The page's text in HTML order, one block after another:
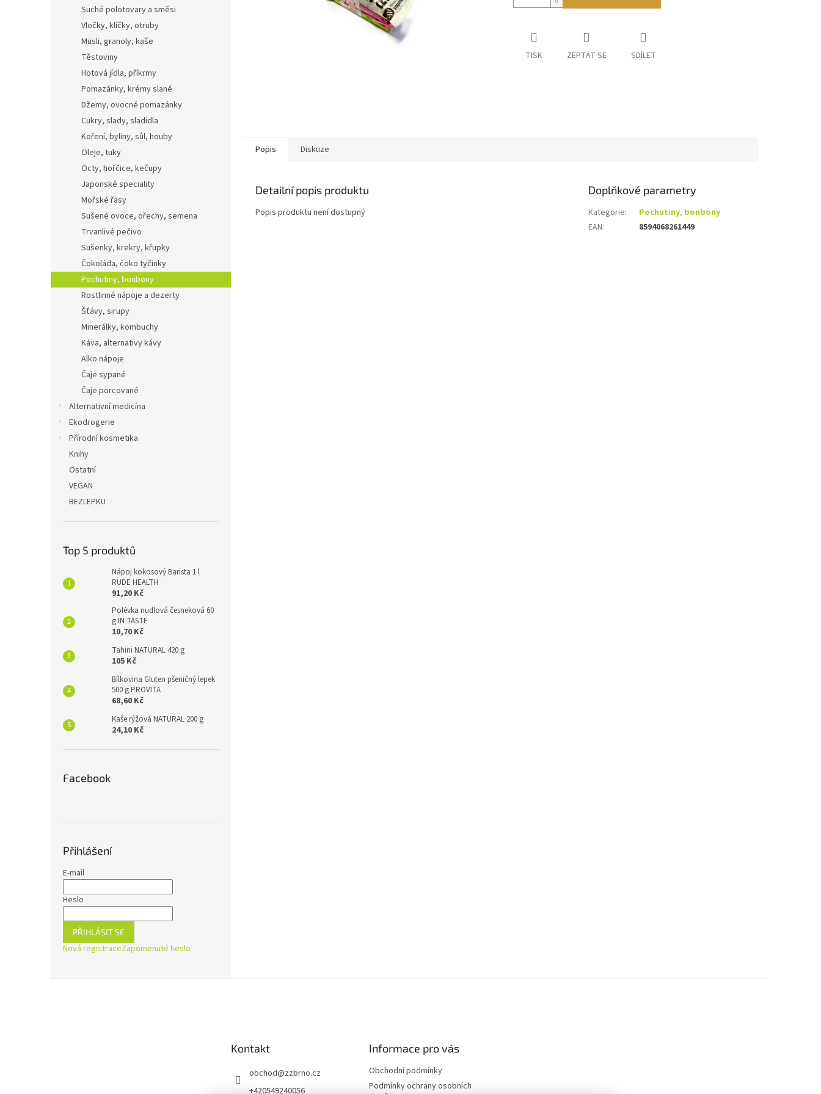
Suché polotovary a směsi
Vločky, klíčky, otruby
Müsli, granoly, kaše
Těstoviny
Hotová jídla, příkrmy
Pomazánky, krémy slané
Džemy, ovocné pomazánky
Cukry, slady, sladidla
Koření, byliny, sůl, houby
Oleje, tuky
Octy, hořčice, kečupy
Japonské speciality
Mořské řasy
Sušené ovoce, ořechy, semena
Trvanlivé pečivo
Sušenky, krekry, křupky
Čokoláda, čoko tyčinky
Pochutiny, bonbony
Rostlinné nápoje a dezerty
Šťávy, sirupy
Minerálky, kombuchy
Káva, alternativy kávy
Alko nápoje
Čaje sypané
Čaje porcované
Alternativní medicína
Ekodrogerie
Přírodní kosmetika
Knihy
Ostatní
VEGAN
BEZLEPKU
Top 5 produktů
Nápoj kokosový Barista 1 l
RUDE HEALTH
91,20 Kč
Polévka nudlová česneková 60
g IN TASTE
10,70 Kč
Tahini NATURAL 420 g
105 Kč
Bílkovina Gluten pšeničný lepek
500 g PROVITA
68,60 Kč
Kaše rýžová NATURAL 200 g
24,10 Kč
Facebook
Přihlášení
E-mail
Heslo
PŘIHLÁSIT SE
Nová registraceZapomenuté heslo
TISK ZEPTAT SE SDÍLET
Popis Diskuze
Detailní popis produktu
Popis produktu není dostupný
Doplňkové parametry
Kategorie:
Pochutiny, bonbony
EAN: 8594068261449
Kontakt
obchod@zzbrno.cz
+420549240056
Informace pro vás
Obchodní podmínky
Podmínky ochrany osobních